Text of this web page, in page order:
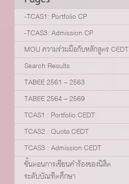
-TCAS1: Portfolio CP
-TCAS3: Admission CP
MOU ความร่วมมือกับหลักสูตร CEDT
Search Results
TABEE 2561 – 2563
TABEE 2564 – 2569
TCAS1 : Portfolio CEDT
TCAS2 : Quota CEDT
TCAS3 : Admission CEDT
ขั้นตอนการเขียนคำร้องของนิสิต
ระดับบัณฑิตศึกษา